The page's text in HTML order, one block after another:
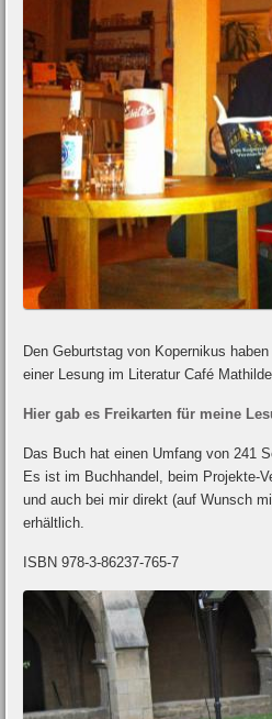
Den Geburtstag von Kopernikus
einer Lesung im Literatur Café
Hier gab es Freikarten für meine
Das Buch hat einen Umfang von 241
Es ist im Buchhandel, beim Projekte-
und auch bei mir direkt (auf Wunsch
erhältlich.
ISBN 978-3-86237-765-7